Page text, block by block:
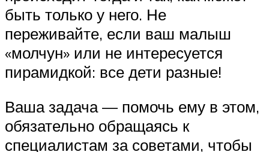
быть только у него. Не
переживайте, если ваш малыш
«молчун» или не интересуется
пирамидкой: все дети разные!
Ваша задача — помочь ему в этом,
обязательно обращаясь к
специалистам за советами, чтобы